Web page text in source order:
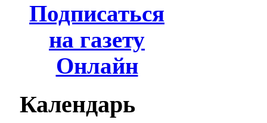
Подписаться
на газету
Онлайн
Календарь